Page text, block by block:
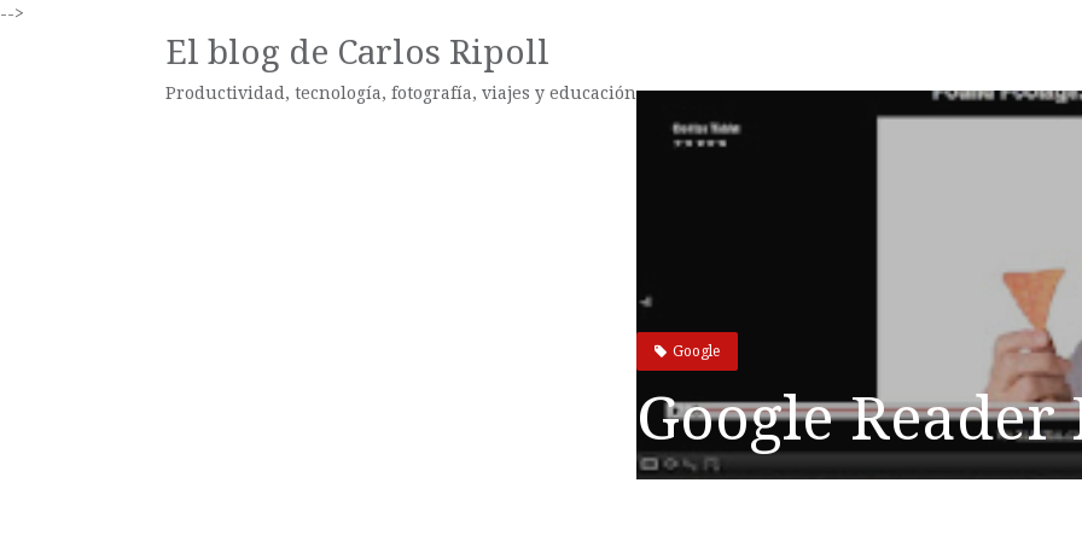
-->
El blog de Carlos Ripoll
Productividad, tecnología, fotografía, viajes y educación
Google
Google Reader